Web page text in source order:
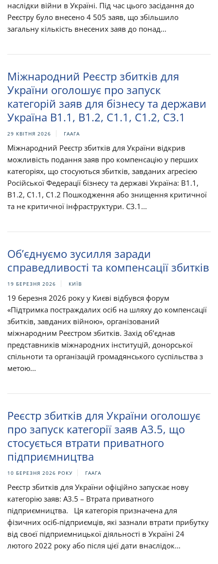
наслідки війни в Україні. Під час цього засідання до
Реєстру було внесено 4 505 заяв, що збільшило
загальну кількість внесених заяв до понад...
Міжнародний Реєстр збитків для
України оголошує про запуск
категорій заяв для бізнесу та держави
Україна B1.1, B1.2, C1.1, C1.2, C3.1
29 КВІТНЯ 2026 ГААГА
Міжнародний Реєстр збитків для України відкрив
можливість подання заяв про компенсацію у перших
категоріях, що стосуються збитків, завданих агресією
Російської Федерації бізнесу та державі Україна: B1.1,
B1.2, C1.1, C1.2 Пошкодження або знищення критичної
та не критичної інфраструктури. C3.1...
Об’єднуємо зусилля заради
справедливості та компенсації збитків
19 БЕРЕЗНЯ 2026 КИЇВ
19 березня 2026 року у Києві відбувся форум
«Підтримка постраждалих осіб на шляху до компенсації
збитків, завданих війною», організований
міжнародним Реєстром збитків. Захід об’єднав
представників міжнародних інституцій, донорської
спільноти та організацій громадянського суспільства з
метою...
Реєстр збитків для України оголошує
про запуск категорії заяв A3.5, що
стосується втрати приватного
підприємництва
10 БЕРЕЗНЯ 2026 РОКУ ГААГА
Реєстр збитків для України офіційно запускає нову
категорію заяв: A3.5 – Втрата приватного
підприємництва. Ця категорія призначена для
фізичних осіб-підприємців, які зазнали втрати прибутку
від своєї підприємницької діяльності в Україні 24
лютого 2022 року або після цієї дати внаслідок...